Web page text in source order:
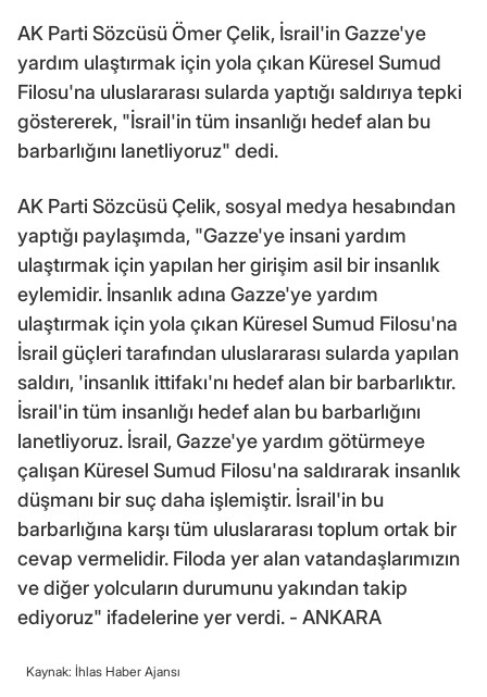
AK Parti Sözcüsü Ömer Çelik, İsrail'in Gazze'ye
yardım ulaştırmak için yola çıkan Küresel Sumud
Filosu'na uluslararası sularda yaptığı saldırıya tepki
göstererek, "İsrail'in tüm insanlığı hedef alan bu
barbarlığını lanetliyoruz" dedi.
AK Parti Sözcüsü Çelik, sosyal medya hesabından
yaptığı paylaşımda, "Gazze'ye insani yardım
ulaştırmak için yapılan her girişim asil bir insanlık
eylemidir. İnsanlık adına Gazze'ye yardım
ulaştırmak için yola çıkan Küresel Sumud Filosu'na
İsrail güçleri tarafından uluslararası sularda yapılan
saldırı, 'insanlık ittifakı'nı hedef alan bir barbarlıktır.
İsrail'in tüm insanlığı hedef alan bu barbarlığını
lanetliyoruz. İsrail, Gazze'ye yardım götürmeye
çalışan Küresel Sumud Filosu'na saldırarak insanlık
düşmanı bir suç daha işlemiştir. İsrail'in bu
barbarlığına karşı tüm uluslararası toplum ortak bir
cevap vermelidir. Filoda yer alan vatandaşlarımızın
ve diğer yolcuların durumunu yakından takip
ediyoruz" ifadelerine yer verdi. - ANKARA
Kaynak: İhlas Haber Ajansı